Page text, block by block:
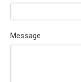
Message